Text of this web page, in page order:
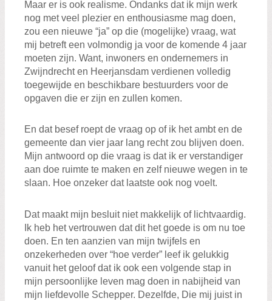
Maar er is ook realisme. Ondanks dat ik mijn werk
nog met veel plezier en enthousiasme mag doen,
zou een nieuwe “ja” op die (mogelijke) vraag, wat
mij betreft een volmondig ja voor de komende 4 jaar
moeten zijn. Want, inwoners en ondernemers in
Zwijndrecht en Heerjansdam verdienen volledig
toegewijde en beschikbare bestuurders voor de
opgaven die er zijn en zullen komen.
En dat besef roept de vraag op of ik het ambt en de
gemeente dan vier jaar lang recht zou blijven doen.
Mijn antwoord op die vraag is dat ik er verstandiger
aan doe ruimte te maken en zelf nieuwe wegen in te
slaan. Hoe onzeker dat laatste ook nog voelt.
Dat maakt mijn besluit niet makkelijk of lichtvaardig.
Ik heb het vertrouwen dat dit het goede is om nu toe
doen. En ten aanzien van mijn twijfels en
onzekerheden over “hoe verder” leef ik gelukkig
vanuit het geloof dat ik ook een volgende stap in
mijn persoonlijke leven mag doen in nabijheid van
mijn liefdevolle Schepper. Dezelfde, Die mij juist in